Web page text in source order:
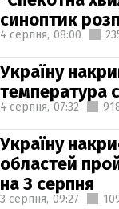
синоптик
4 серпня, 08:00
Україну
температура
4 серпня, 07:32
Україну
областей
на 3 серпня
3 серпня, 09:27